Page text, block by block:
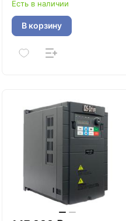
Есть в наличии
В корзину